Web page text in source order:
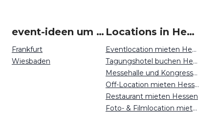
event-ideen um Hessen
Frankfurt
Wiesbaden
Locations in Hessen mieten
Eventlocation mieten Hessen
Tagungshotel buchen Hessen
Messehalle und Kongresszentrum mieten Hessen
Off-Location mieten Hessen
Restaurant mieten Hessen
Foto- & Filmlocation mieten Hessen